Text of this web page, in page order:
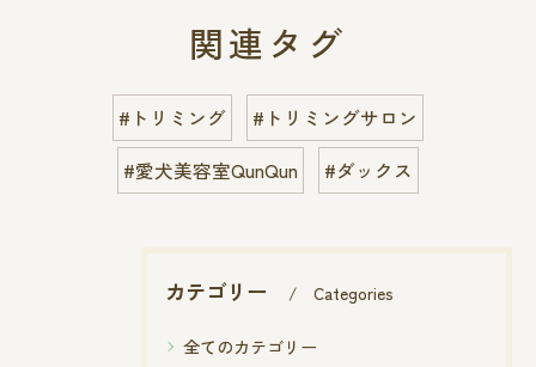
関連タグ
#トリミング
#トリミングサロン
#愛犬美容室QunQun
#ダックス
カテゴリー Categories
全てのカテゴリー